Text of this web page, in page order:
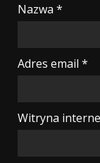
Nazwa *
Adres email *
Witryna